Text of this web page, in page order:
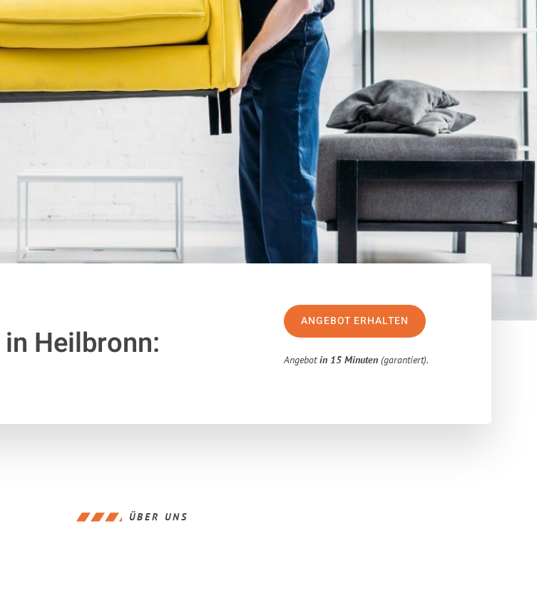
in Heilbronn:
ANGEBOT ERHALTEN
Angebotin 15 Minuten (garantiert).
ÜBER UNS